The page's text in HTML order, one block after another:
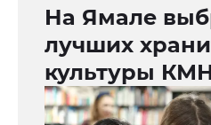
На Ямале
лучших
культуры